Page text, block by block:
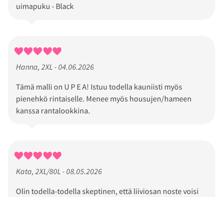
uimapuku - Black
Hanna, 2XL - 04.06.2026
Tämä malli on U P E A! Istuu todella kauniisti myös
pienehkö rintaiselle. Menee myös housujen/hameen
kanssa rantalookkina.
Kata, 2XL/80L - 08.05.2026
Olin todella-todella skeptinen, että liiviosan noste voisi